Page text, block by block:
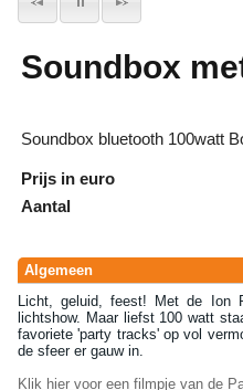
Soundbox
Soundbox bluetooth 100watt
Prijs in euro
Aantal
Algemeen
Licht, geluid, feest! Met de Ion
lichtshow. Maar liefst 100 watt
favoriete 'party tracks' op vol
de sfeer er gauw in.
Klik hier voor een filmpje van de